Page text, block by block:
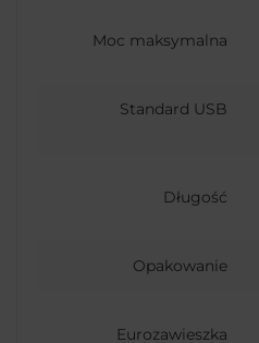
Moc maksymalna
Standard USB
Długość
Opakowanie
Eurozawieszka